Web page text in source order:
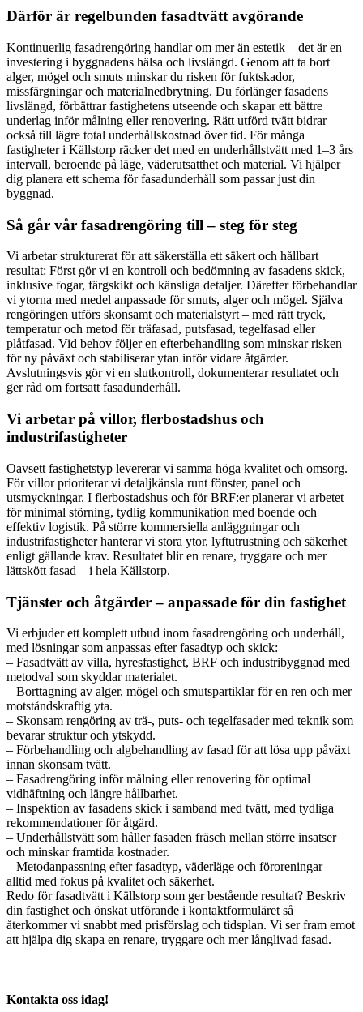
Därför är regelbunden fasadtvätt avgörande
Kontinuerlig fasadrengöring handlar om mer än estetik – det är en
investering i byggnadens hälsa och livslängd. Genom att ta bort
alger, mögel och smuts minskar du risken för fuktskador,
missfärgningar och materialnedbrytning. Du förlänger fasadens
livslängd, förbättrar fastighetens utseende och skapar ett bättre
underlag inför målning eller renovering. Rätt utförd tvätt bidrar
också till lägre total underhållskostnad över tid. För många
fastigheter i Källstorp räcker det med en underhållstvätt med 1–3 års
intervall, beroende på läge, väderutsatthet och material. Vi hjälper
dig planera ett schema för fasadunderhåll som passar just din
byggnad.
Så går vår fasadrengöring till – steg för steg
Vi arbetar strukturerat för att säkerställa ett säkert och hållbart
resultat: Först gör vi en kontroll och bedömning av fasadens skick,
inklusive fogar, färgskikt och känsliga detaljer. Därefter förbehandlar
vi ytorna med medel anpassade för smuts, alger och mögel. Själva
rengöringen utförs skonsamt och materialstyrt – med rätt tryck,
temperatur och metod för träfasad, putsfasad, tegelfasad eller
plåtfasad. Vid behov följer en efterbehandling som minskar risken
för ny påväxt och stabiliserar ytan inför vidare åtgärder.
Avslutningsvis gör vi en slutkontroll, dokumenterar resultatet och
ger råd om fortsatt fasadunderhåll.
Vi arbetar på villor, flerbostadshus och
industrifastigheter
Oavsett fastighetstyp levererar vi samma höga kvalitet och omsorg.
För villor prioriterar vi detaljkänsla runt fönster, panel och
utsmyckningar. I flerbostadshus och för BRF:er planerar vi arbetet
för minimal störning, tydlig kommunikation med boende och
effektiv logistik. På större kommersiella anläggningar och
industrifastigheter hanterar vi stora ytor, lyftutrustning och säkerhet
enligt gällande krav. Resultatet blir en renare, tryggare och mer
lättskött fasad – i hela Källstorp.
Tjänster och åtgärder – anpassade för din fastighet
Vi erbjuder ett komplett utbud inom fasadrengöring och underhåll,
med lösningar som anpassas efter fasadtyp och skick:
– Fasadtvätt av villa, hyresfastighet, BRF och industribyggnad med
metodval som skyddar materialet.
– Borttagning av alger, mögel och smutspartiklar för en ren och mer
motståndskraftig yta.
– Skonsam rengöring av trä-, puts- och tegelfasader med teknik som
bevarar struktur och ytskydd.
– Förbehandling och algbehandling av fasad för att lösa upp påväxt
innan skonsam tvätt.
– Fasadrengöring inför målning eller renovering för optimal
vidhäftning och längre hållbarhet.
– Inspektion av fasadens skick i samband med tvätt, med tydliga
rekommendationer för åtgärd.
– Underhållstvätt som håller fasaden fräsch mellan större insatser
och minskar framtida kostnader.
– Metodanpassning efter fasadtyp, väderläge och föroreningar –
alltid med fokus på kvalitet och säkerhet.
Redo för fasadtvätt i Källstorp som ger bestående resultat? Beskriv
din fastighet och önskat utförande i kontaktformuläret så
återkommer vi snabbt med prisförslag och tidsplan. Vi ser fram emot
att hjälpa dig skapa en renare, tryggare och mer långlivad fasad.
Kontakta oss idag!